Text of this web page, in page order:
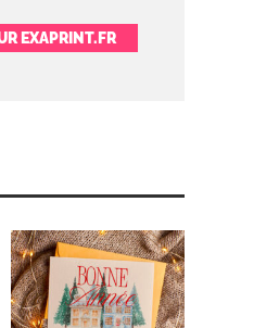
EXAPRINT.FR